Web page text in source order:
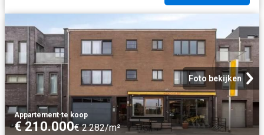
Foto bekijken
Appartement·te koop
€ 210.000€ 2.282/m²